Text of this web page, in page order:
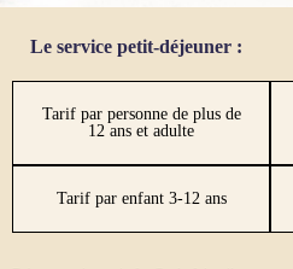
Le service petit-déjeuner :
Tarif par personne de plus de
12 ans et adulte
Tarif par enfant 3-12 ans